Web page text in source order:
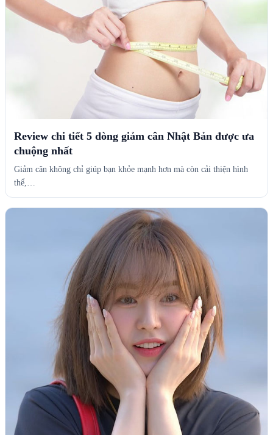
Review chi tiết 5 dòng giảm cân Nhật Bản được ưa
chuộng nhất
Giảm cân không chỉ giúp bạn khỏe mạnh hơn mà còn cải thiện hình
thể,…